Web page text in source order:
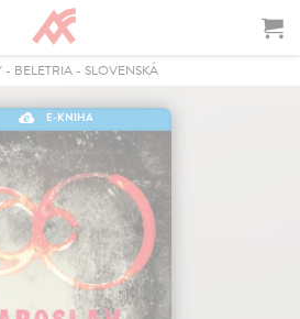
- BELETRIA- SLOVENSKÁ
E-KNIHA